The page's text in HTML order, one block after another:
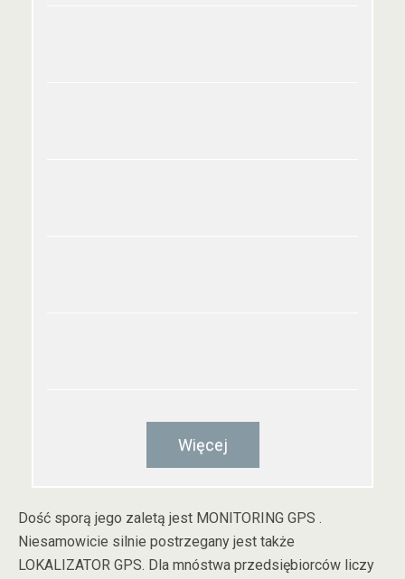
Więcej
Dość sporą jego zaletą jest MONITORING GPS .
Niesamowicie silnie postrzegany jest także
LOKALIZATOR GPS. Dla mnóstwa przedsiębiorców liczy